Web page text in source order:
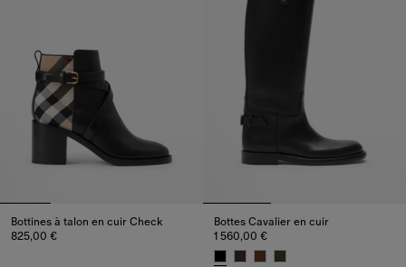
Bottines à talon en cuir Check
825,00 €
Bottines à talon en cuir Check, 825,00 €
Bottes Cavalier en cuir
1 560,00 €